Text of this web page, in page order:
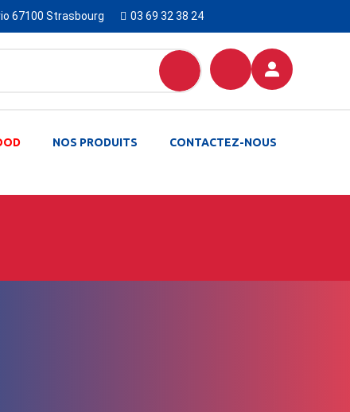
67100 Strasbourg 03 69 32 38 24
CONTACTEZ-NOUS
NOS PRODUITS